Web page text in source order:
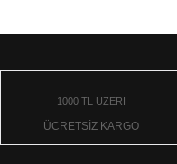
1000 TL ÜZERİ
ÜCRETSİZ KARGO